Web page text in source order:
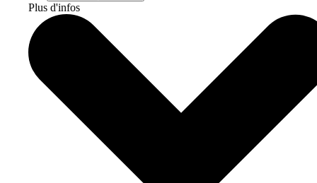
Plus d'infos